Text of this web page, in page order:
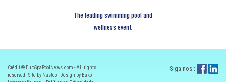
The leading swimming pool and
wellness event
Crédit ® EuroSpaPoolNews.com - All rights
reserved - Site by Nasteo - Design by Bako -
Siga-nos :